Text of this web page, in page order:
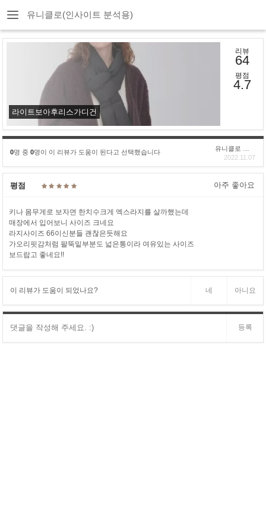
유니클로(인사이트 분석용)
라이트보아후리스가디건
리뷰
64
평점
4.7
0명 중 0명이 이 리뷰가 도움이 된다고 선택했습니다
2022.11.07
평점 아주 좋아요
키나 몸무게로 보자면 한치수크게 엑스라지를 살까했는데
매장에서 입어보니 사이즈 크네요
라지사이즈 66이신분들 괜찮은듯해요
가오리핏감처럼 팔뚝밑부분도 넓은통이라 여유있는 사이즈
보드랍고 좋네요!!
이 리뷰가 도움이 되었나요? 네 아니요
등록